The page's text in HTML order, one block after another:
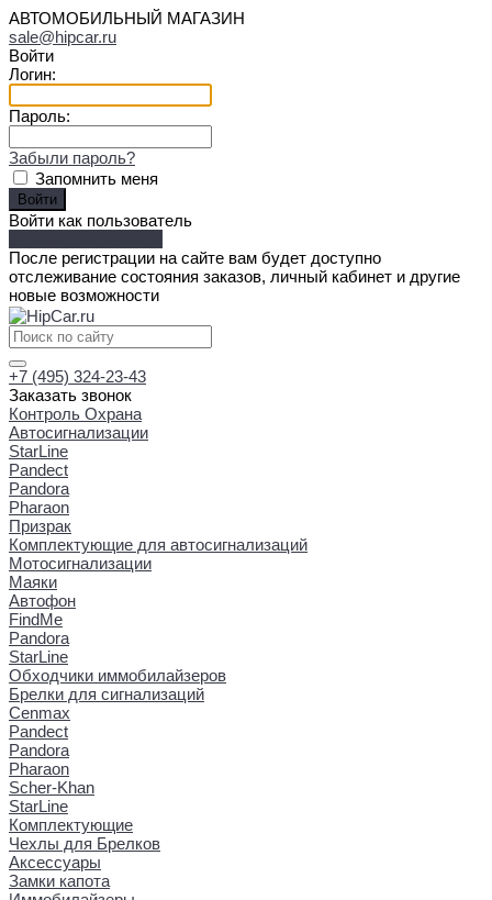
АВТОМОБИЛЬНЫЙ МАГАЗИН
sale@hipcar.ru
Войти
Логин:
Пароль:
Забыли пароль?
Запомнить меня
Войти как пользователь
После регистрации на сайте вам будет доступно
отслеживание состояния заказов, личный кабинет и другие
новые возможности
+7 (495) 324-23-43
Заказать звонок
Контроль Охрана
Автосигнализации
StarLine
Pandect
Pandora
Pharaon
Призрак
Комплектующие для автосигнализаций
Мотосигнализации
Маяки
Автофон
FindMe
Pandora
StarLine
Обходчики иммобилайзеров
Брелки для сигнализаций
Cenmax
Pandect
Pandora
Pharaon
Scher-Khan
StarLine
Комплектующие
Чехлы для Брелков
Аксессуары
Замки капота